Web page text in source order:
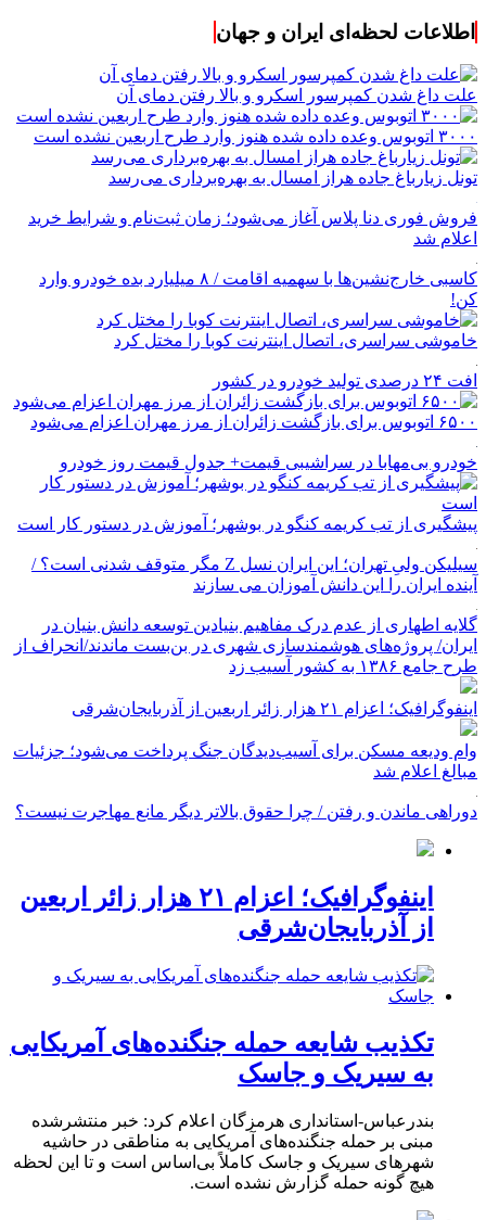
اطلاعات لحظه‌ای ایران و جهان
علت داغ شدن کمپرسور اسکرو و بالا رفتن دمای آن
۳۰۰۰ اتوبوس وعده داده شده هنوز وارد طرح اربعین نشده است
تونل زیارباغ جاده هراز امسال به بهره‌برداری می‌رسد
فروش فوری دنا پلاس آغاز می‌شود؛ زمان ثبت‌نام و شرایط خرید
اعلام شد
کاسبی خارج‌نشین‌ها با سهمیه اقامت / ۸ میلیارد بده خودرو وارد
کن!
خاموشی سراسری، اتصال اینترنت کوبا را مختل کرد
افت ۲۴ درصدی تولید خودرو در کشور
۶۵۰۰ اتوبوس برای بازگشت زائران از مرز مهران اعزام می‌شود
خودرو بی‌مهابا در سراشیبی قیمت+ جدول قیمت روز خودرو
پیشگیری از تب کریمه کنگو در بوشهر؛ آموزش در دستور کار است
سیلیکن ولیِ تهران؛ این ایران نسل Z مگر متوقف شدنی است؟ /
آینده ایران را این دانش آموزان می سازند
گلایه اطهاری از عدم درک مفاهیم بنیادین توسعه دانش بنیان در
ایران/ پروژه‌های هوشمندسازی شهری در بن‌بست ماندند/انحراف از
طرح جامع ۱۳۸۶ به کشور آسیب زد
اینفوگرافیک؛ اعزام ۲۱ هزار زائر اربعین از آذربایجان‌شرقی
وام ودیعه مسکن برای آسیب‌دیدگان جنگ پرداخت می‌شود؛ جزئیات
مبالغ اعلام شد
دوراهی ماندن و رفتن / چرا حقوق بالاتر دیگر مانع مهاجرت نیست؟
اینفوگرافیک؛ اعزام ۲۱ هزار زائر اربعین
از آذربایجان‌شرقی
تکذیب شایعه حمله جنگنده‌های آمریکایی
به سیریک و جاسک
بندرعباس-استانداری هرمزگان اعلام کرد: خبر منتشرشده
مبنی بر حمله جنگنده‌های آمریکایی به مناطقی در حاشیه
شهرهای سیریک و جاسک کاملاً بی‌اساس است و تا این لحظه
هیچ گونه حمله گزارش نشده است.